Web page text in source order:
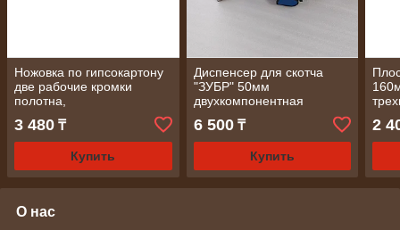
Ножовка по гипсокартону
две рабочие кромки
полотна,
рукоятка 180 мм/ MATRIX
3 480 ₸
Купить
Диспенсер для скотча
"ЗУБР" 50мм
двухкомпонентная
6 500₸
Купить
2
О нас